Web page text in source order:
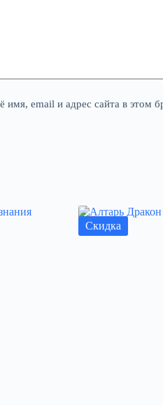
имя, email и адрес сайта в этом
Скидка